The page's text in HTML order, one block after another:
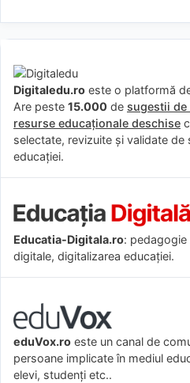
Digitaledu.ro este o platformă
Are peste 15.000 de sugestii de
resurse educaționale deschise
selectate, revizuite și validate de
educației.
Educatia-Digitala.ro:
digitale, digitalizarea educației.
eduVox.ro este un canal de
persoane implicate în mediul
elevi, studenți etc..